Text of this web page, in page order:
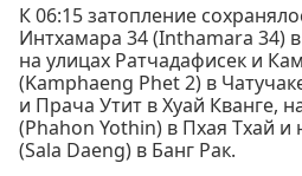
К 06:15 затопление
Интхамара 34 (Inthamara 34)
на улицах Ратчадафисек и
(Kamphaeng Phet 2) в
и Прача Утит в Хуай Кванге,
(Phahon Yothin) в Пхая Тхай и
(Sala Daeng) в Банг Рак.